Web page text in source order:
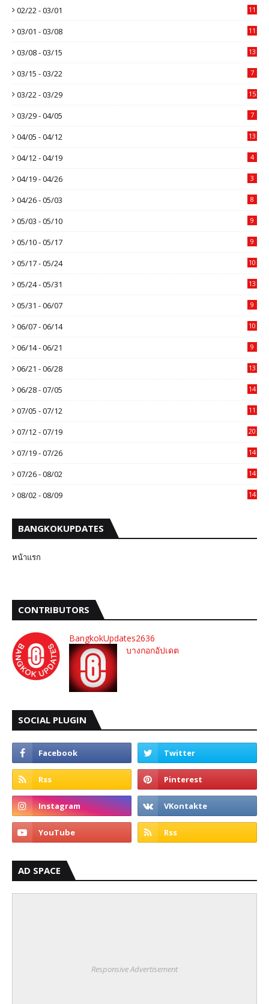
02/22 - 03/01 11
03/01 - 03/08 11
03/08 - 03/15 13
03/15 - 03/22 7
03/22 - 03/29 15
03/29 - 04/05 7
04/05 - 04/12 13
04/12 - 04/19 4
04/19 - 04/26 3
04/26 - 05/03 8
05/03 - 05/10 9
05/10 - 05/17 9
05/17 - 05/24 10
05/24 - 05/31 13
05/31 - 06/07 9
06/07 - 06/14 10
06/14 - 06/21 9
06/21 - 06/28 13
06/28 - 07/05 14
07/05 - 07/12 11
07/12 - 07/19 20
07/19 - 07/26 14
07/26 - 08/02 14
08/02 - 08/09 14
BANGKOKUPDATES
หน้าแรก
CONTRIBUTORS
BangkokUpdates2636
บางกอกอัปเดต
SOCIAL PLUGIN
AD SPACE
Responsive Advertisement